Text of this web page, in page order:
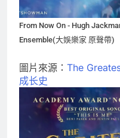
From Now On - Hugh
Ensemble(大娛樂家 原聲帶)
圖片來源： The
成长史